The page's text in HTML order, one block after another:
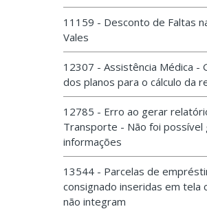
11159 - Desconto de Faltas
Vales
12307 - Assistência Médica -
dos planos para o cálculo da
12785 - Erro ao gerar
Transporte - Não foi possível
informações
13544 - Parcelas de
consignado inseridas em tela
não integram